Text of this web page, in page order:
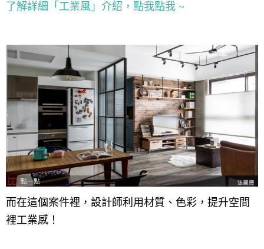
了解詳細「工業風」介紹，點我點我 ~
而在這個案件裡，設計師利用材質、色彩，提升空間
裡工業感！